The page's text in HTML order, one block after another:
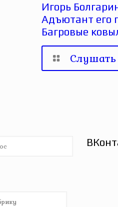
Игорь
Адъютант его
Багровые